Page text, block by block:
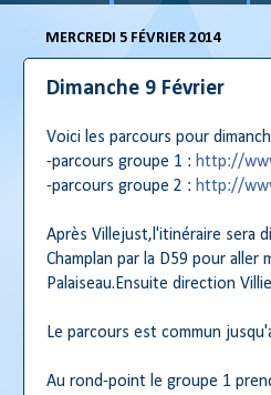
MERCREDI 5 FÉVRIER 2014
Dimanche 9 Février
Voici les parcours pour
-parcours groupe 1 : http://
-parcours groupe 2 : http://
Après Villejust,l'itinéraire sera
Champlan par la D59 pour
Palaiseau.Ensuite direction
Le parcours est commun
Au rond-point le groupe 1